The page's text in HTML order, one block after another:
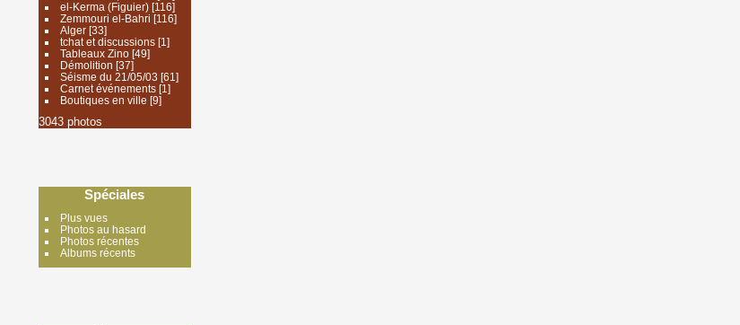
el-Kerma (Figuier)[116]
Zemmouri el-Bahri [116]
Alger[33]
tchat et discussions[1]
Tableaux Zino[49]
Démolition [37]
Séisme du 21/05/03 [61]
Carnet événements[1]
Boutiques en ville [9]
3043 photos
Spéciales
Plus vues
Photos au hasard
Photos récentes
Albums récents